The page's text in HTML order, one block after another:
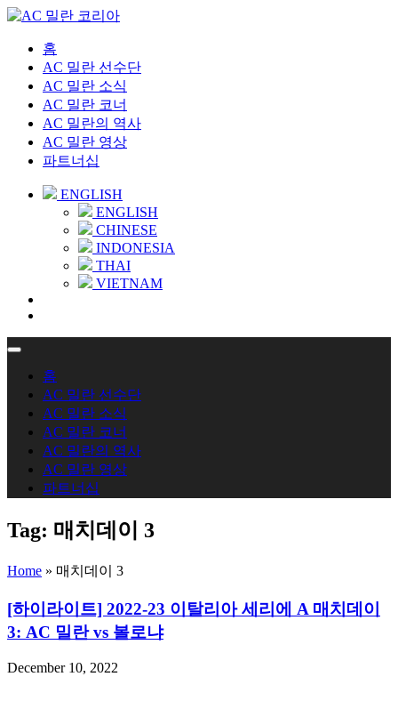
홈
AC 밀란 선수단
AC 밀란 소식
AC 밀란 코너
AC 밀란의 역사
AC 밀란 영상
파트너십
ENGLISH
ENGLISH
CHINESE
INDONESIA
THAI
VIETNAM
홈
AC 밀란 선수단
AC 밀란 소식
AC 밀란 코너
AC 밀란의 역사
AC 밀란 영상
파트너십
Tag: 매치데이 3
Home » 매치데이 3
[하이라이트] 2022-23 이탈리아 세리에 A 매치데이
3: AC 밀란 vs 볼로냐
December 10, 2022